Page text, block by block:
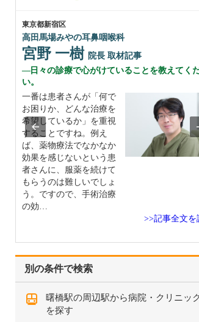
別の条件で検索
曙橋駅の周辺駅から病院・クリニッ
を探す
東京都新宿区
高田馬場みやの耳鼻咽喉科
宮野 一樹 院長 取材記事
日々の診療で心がけていることを教えてく
い。
一番は患者さんが「何で
お困りか、どんな治療を
希望しているか」を重視
することですね。例え
ば、薬物療法でなかなか
効果を感じないという患
者さんに、服薬を続けて
もらうのは難しいでしょ
う。ですので、手術治療
の効…
>>記事全文を